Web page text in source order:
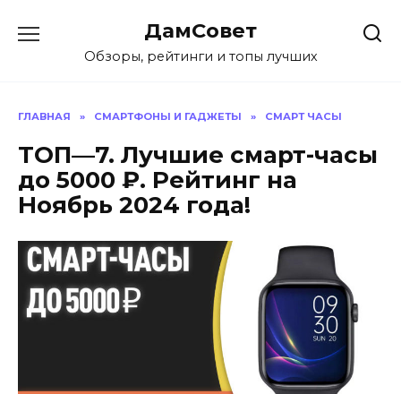
содержанию
ДамСовет
Обзоры, рейтинги и топы лучших
ГЛАВНАЯ » СМАРТФОНЫ И ГАДЖЕТЫ » СМАРТ ЧАСЫ
ТОП—7. Лучшие смарт-часы
до 5000 ₽. Рейтинг на
Ноябрь 2024 года!